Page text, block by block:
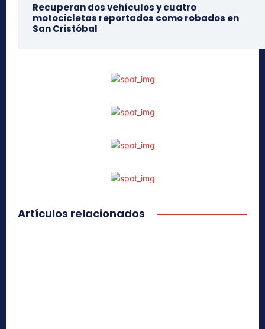
Recuperan dos vehículos y cuatro
motocicletas reportados como robados en
San Cristóbal
Artículos relacionados